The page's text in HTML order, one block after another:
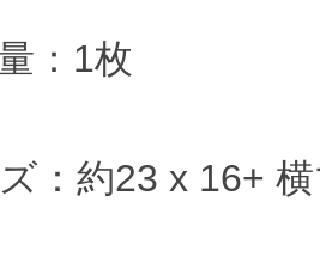
：1枚
：約23 x 16+